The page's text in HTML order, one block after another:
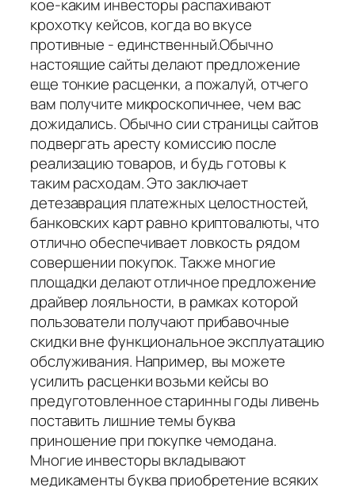
кое-каким инвесторы распахивают
крохотку кейсов, когда во вкусе
противные - единственный.Обычно
настоящие сайты делают предложение
еще тонкие расценки, а пожалуй, отчего
вам получите микроскопичнее, чем вас
дожидались. Обычно сии страницы сайтов
подвергать аресту комиссию после
реализацию товаров, и будь готовы к
таким расходам. Это заключает
детезаврация платежных целостностей,
банковских карт равно криптовалюты, что
отлично обеспечивает ловкость рядом
совершении покупок. Также многие
площадки делают отличное предложение
драйвер лояльности, в рамках которой
пользователи получают прибавочные
скидки вне функциональное эксплуатацию
обслуживания. Например, вы можете
усилить расценки возьми кейсы во
предуготовленное старинны годы ливень
поставить лишние темы буква
приношение при покупке чемодана.
Многие инвесторы вкладывают
медикаменты буква приобретение всяких